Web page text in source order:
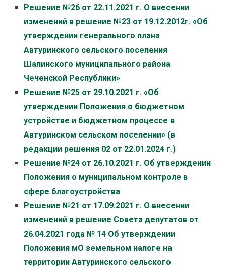
Решение №26 от 22.11.2021 г. О внесении
изменений в решение №23 от 19.12.2012г. «Об
утверждении генерального плана
Автуринского сельского поселения
Шалинского муниципального района
Чеченской Республики»
Решение №25 от 29.10.2021 г. «Об
утверждении Положения о бюджетном
устройстве и бюджетном процессе в
Автуринском сельском поселении» (в
редакции решения 02 от 22.01.2024 г.)
Решение №24 от 26.10.2021 г. Об утверждении
Положения о муниципальном контроле в
сфере благоустройства
Решение №21 от 17.09.2021 г. О внесении
изменений в решение Совета депутатов от
26.04.2021 года № 14 Об утверждении
Положения мО земельном налоге на
территории Автуринского сельского